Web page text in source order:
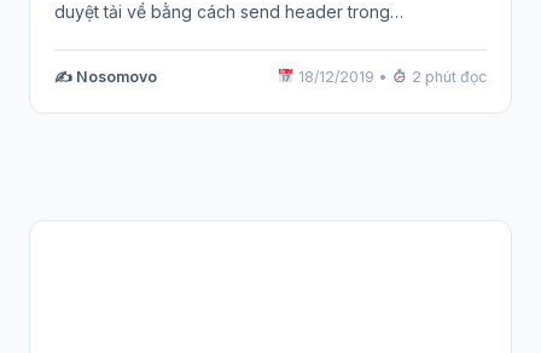
duyệt tải về bằng cách send header trong…
✍️ Nosomovo 18/12/2019 • 2 phút đọc